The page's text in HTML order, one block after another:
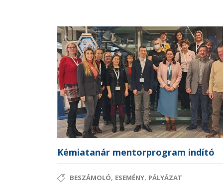
Kémiatanár mentorprogram indító
BESZÁMOLÓ, ESEMÉNY, PÁLYÁZAT